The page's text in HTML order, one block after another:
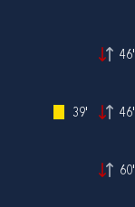
46'
39' 46'
60'